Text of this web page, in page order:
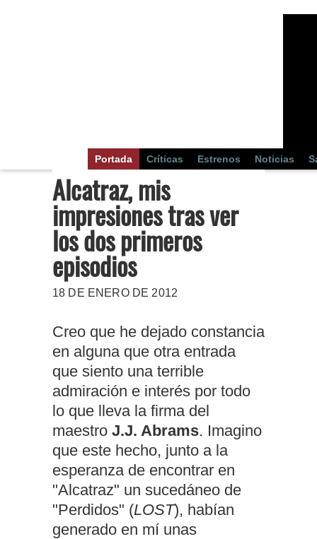
Portada Críticas Estrenos Noticias
Alcatraz, mis
impresiones tras ver
los dos primeros
episodios
18 DE ENERO DE 2012
Creo que he dejado constancia
en alguna que otra entrada
que siento una terrible
admiración e interés por todo
lo que lleva la firma del
maestro J.J. Abrams. Imagino
que este hecho, junto a la
esperanza de encontrar en
"Alcatraz" un sucedáneo de
"Perdidos" (LOST), habían
generado en mí unas